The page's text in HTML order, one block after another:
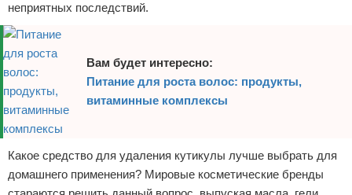
неприятных последствий.
Вам будет интересно:
Питание для роста волос: продукты,
витаминные комплексы
Какое средство для удаления кутикулы лучше выбрать для
домашнего применения? Мировые косметические бренды